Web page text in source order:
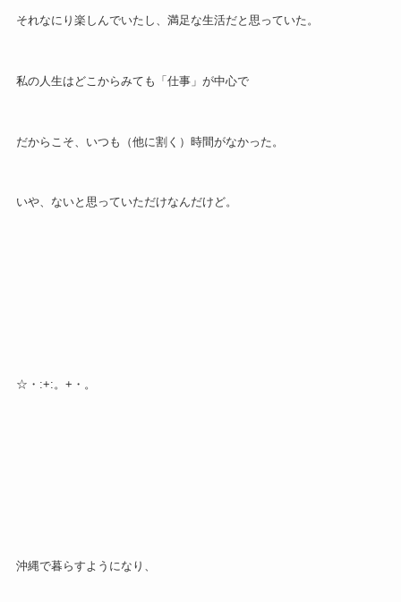
それなにり楽しんでいたし、満足な生活だと思っていた。
私の人生はどこからみても「仕事」が中心で
だからこそ、いつも（他に割く）時間がなかった。
いや、ないと思っていただけなんだけど。
☆・:+:。+・。
沖縄で暮らすようになり、